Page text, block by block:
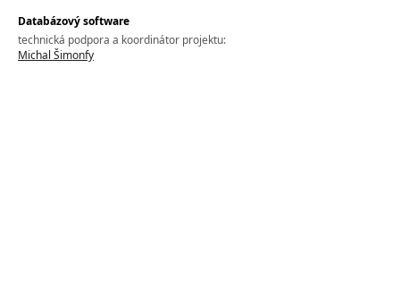
Databázový software
technická podpora a koordinátor projektu:
Michal Šimonfy